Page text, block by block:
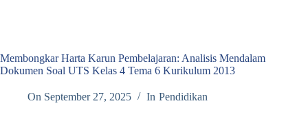
Membongkar Harta Karun Pembelajaran: Analisis Mendalam
Dokumen Soal UTS Kelas 4 Tema 6 Kurikulum 2013
On September 27, 2025 In Pendidikan